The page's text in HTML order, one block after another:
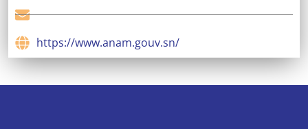
https://www.anam.gouv.sn/